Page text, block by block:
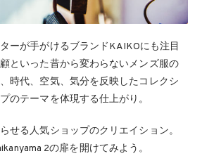
ーが手がけるブランドKAIKOにも注目
といった昔から変わらないメンズ服の
時代、空気、気分を反映したコレクシ
のテーマを体現する仕上がり。
せる人気ショップのクリエイション。
2の扉を開けてみよう。